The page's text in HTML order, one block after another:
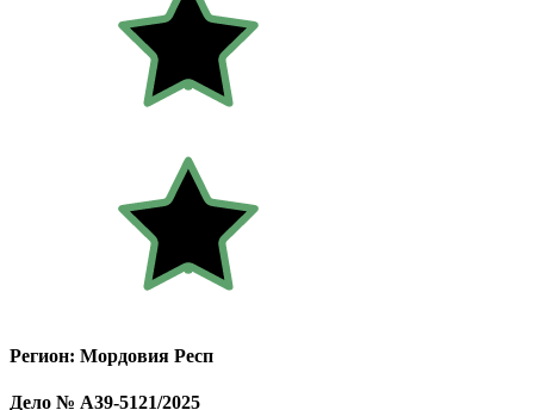
Регион: Мордовия Респ
Дело № А39-5121/2025